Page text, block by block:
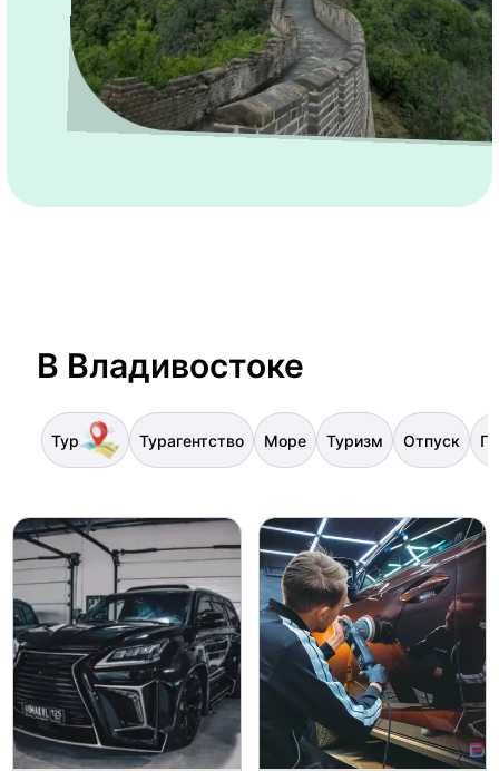
В Владивостоке
Тур Турагентство Море Туризм Отпуск